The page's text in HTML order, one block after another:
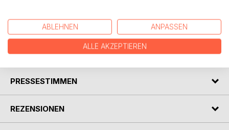
Protocolls“ wie-der allen Interessierten zu Verfügung.
AUTOR/IN
PRESSESTIMMEN
REZENSIONEN
ABLEHNEN ANPASSEN
ALLE AKZEPTIEREN